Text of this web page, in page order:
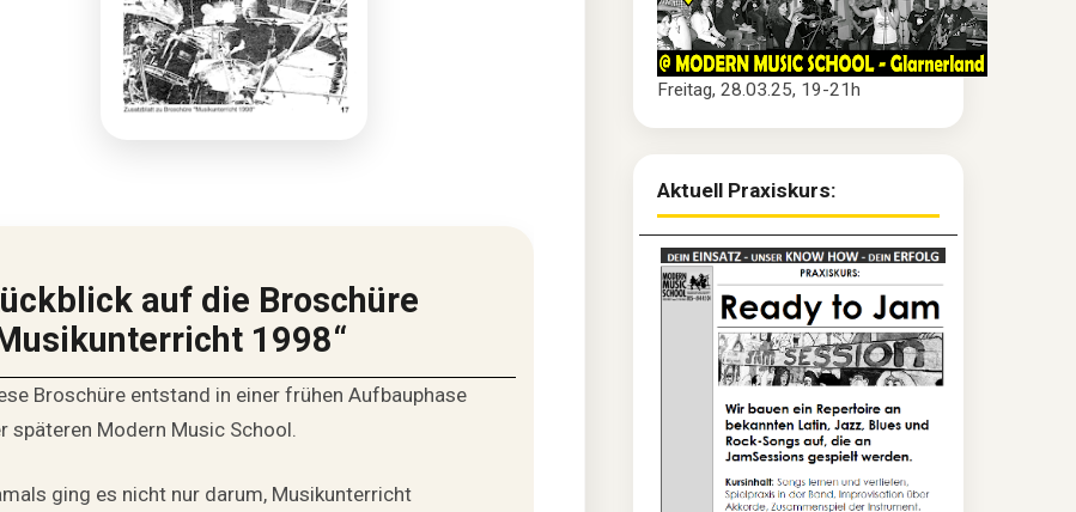
auf die Broschüre
1998“
Broschüre entstand in einer frühen Aufbauphase
späteren Modern Music School.
ging es nicht nur darum, Musikunterricht
Freitag, 28.03.25, 19-21h
Aktuell Praxiskurs: